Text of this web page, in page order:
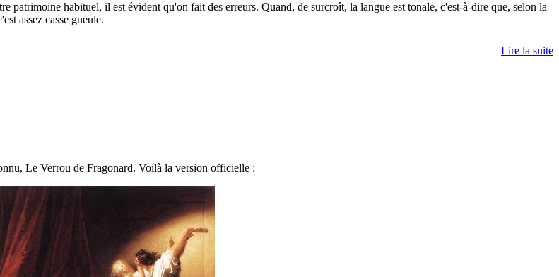
patrimoine habituel, il est évident qu'on fait des erreurs. Quand, de surcroît, la langue est tonale, c'est-à-dire que, selon la
assez casse gueule.
Lire la suite
Le Verrou de Fragonard. Voilà la version officielle :